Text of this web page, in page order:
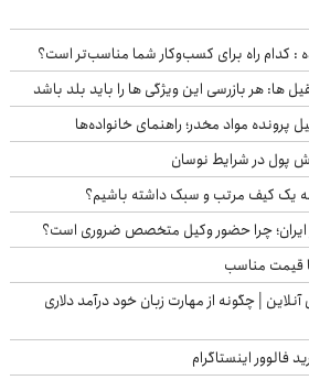
: کدام راه برای کسب‌وکار شما مناسب‌تر است؟
ها: هر بازرسی این ویژگی ها را باید بلد باشد
پول در شرایط نوسان
یک کیف مرتب و سبک داشته باشیم؟
ایران؛ چرا حضور وکیل متخصص ضروری است؟
قیمت مناسب
| چگونه از مهارت زبان خود درآمد دلاری
اینستاگرام